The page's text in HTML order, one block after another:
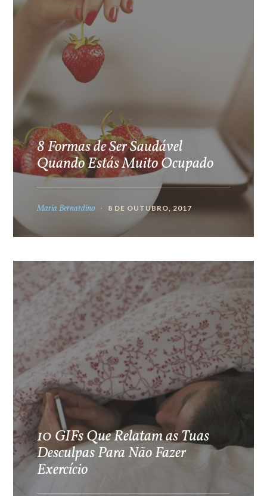
8 Formas de Ser Saudável
Quando Estás Muito Ocupado
Maria Bernardino 8 DE OUTUBRO, 2017
10 GIFs Que Relatam as Tuas
Desculpas Para Não Fazer
Exercício